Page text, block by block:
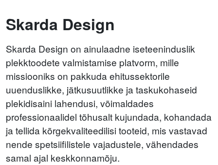
Skarda Design
Skarda Design on ainulaadne iseteeninduslik
plekktoodete valmistamise platvorm, mille
missiooniks on pakkuda ehitussektorile
uuenduslikke, jätkusuutlikke ja taskukohaseid
plekidisaini lahendusi, võimaldades
professionaalidel tõhusalt kujundada, kohandada
ja tellida kõrgekvaliteedilisi tooteid, mis vastavad
nende spetsiifilistele vajadustele, vähendades
samal ajal keskkonnamõju.